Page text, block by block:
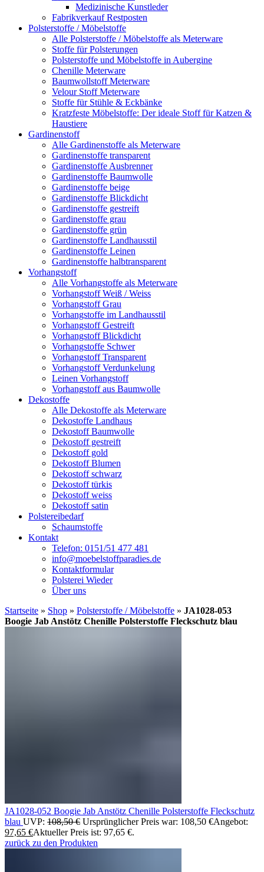
Medizinische Kunstleder
Fabrikverkauf Restposten
Polsterstoffe / Möbelstoffe
Alle Polsterstoffe / Möbelstoffe als Meterware
Stoffe für Polsterungen
Polsterstoffe und Möbelstoffe in Aubergine
Chenille Meterware
Baumwollstoff Meterware
Velour Stoff Meterware
Stoffe für Stühle & Eckbänke
Kratzfeste Möbelstoffe: Der ideale Stoff für Katzen &
Haustiere
Gardinenstoff
Alle Gardinenstoffe als Meterware
Gardinenstoffe transparent
Gardinenstoffe Ausbrenner
Gardinenstoffe Baumwolle
Gardinenstoffe beige
Gardinenstoffe Blickdicht
Gardinenstoffe gestreift
Gardinenstoffe grau
Gardinenstoffe grün
Gardinenstoffe Landhausstil
Gardinenstoffe Leinen
Gardinenstoffe halbtransparent
Vorhangstoff
Alle Vorhangstoffe als Meterware
Vorhangstoff Weiß / Weiss
Vorhangstoff Grau
Vorhangstoffe im Landhausstil
Vorhangstoff Gestreift
Vorhangstoff Blickdicht
Vorhangstoffe Schwer
Vorhangstoff Transparent
Vorhangstoff Verdunkelung
Leinen Vorhangstoff
Vorhangstoff aus Baumwolle
Dekostoffe
Alle Dekostoffe als Meterware
Dekostoffe Landhaus
Dekostoff Baumwolle
Dekostoff gestreift
Dekostoff gold
Dekostoff Blumen
Dekostoff schwarz
Dekostoff türkis
Dekostoff weiss
Dekostoff satin
Polstereibedarf
Schaumstoffe
Kontakt
Telefon: 0151/51 477 481
info@moebelstoffparadies.de
Kontaktformular
Polsterei Wieder
Über uns
Startseite » Shop » Polsterstoffe / Möbelstoffe » JA1028-053
Boogie Jab Anstötz Chenille Polsterstoffe Fleckschutz blau
JA1028-052 Boogie Jab Anstötz Chenille Polsterstoffe Fleckschutz
blau UVP: 108,50€ Ursprünglicher Preis war: 108,50 €Angebot:
97,65 €Aktueller Preis ist: 97,65 €.
zurück zu den Produkten